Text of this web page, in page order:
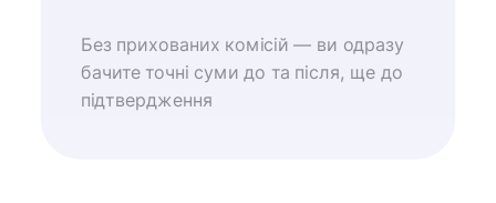
Без прихованих комісій — ви одразу
бачите точні суми до та після, ще до
підтвердження